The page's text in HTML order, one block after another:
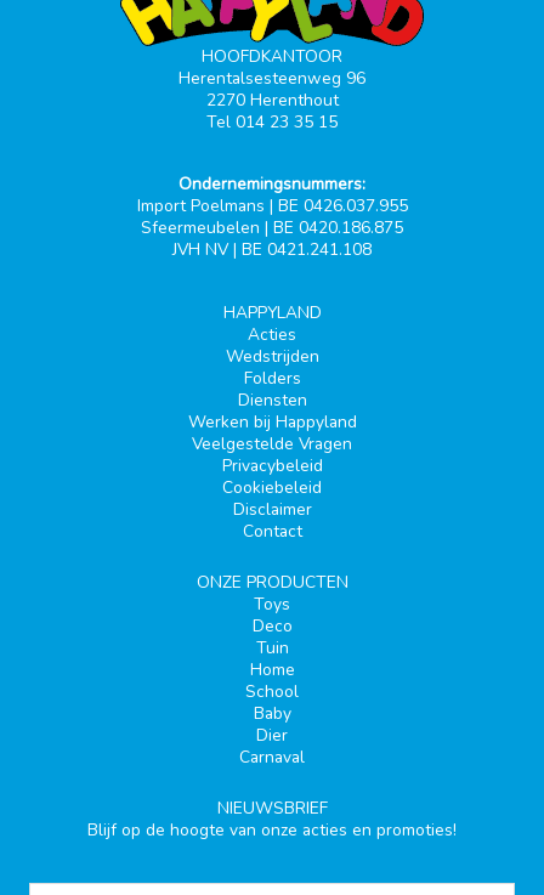
HOOFDKANTOOR
Herentalsesteenweg 96
2270 Herenthout
Tel 014 23 35 15
Ondernemingsnummers:
Import Poelmans | BE 0426.037.955
Sfeermeubelen | BE 0420.186.875
JVH NV | BE 0421.241.108
HAPPYLAND
Acties
Wedstrijden
Folders
Diensten
Werken bij Happyland
Veelgestelde Vragen
Privacybeleid
Cookiebeleid
Disclaimer
Contact
ONZE PRODUCTEN
Toys
Deco
Tuin
Home
School
Baby
Dier
Carnaval
NIEUWSBRIEF
Blijf op de hoogte van onze acties en promoties!